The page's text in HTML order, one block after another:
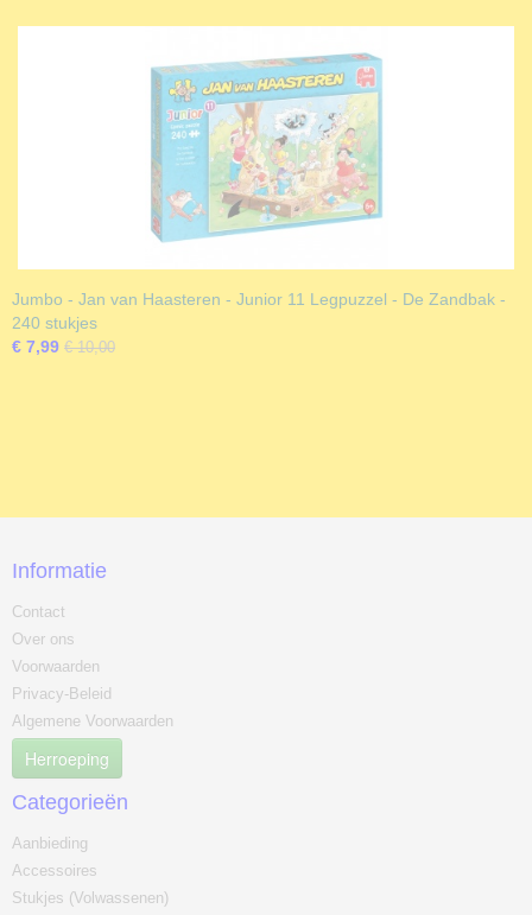
Jumbo - Jan van Haasteren - Junior 11 Legpuzzel - De Zandbak -
240 stukjes
€ 7,99 € 10,00
Informatie
Contact
Over ons
Voorwaarden
Privacy-Beleid
Algemene Voorwaarden
Herroeping
Categorieën
Aanbieding
Accessoires
Stukjes (Volwassenen)